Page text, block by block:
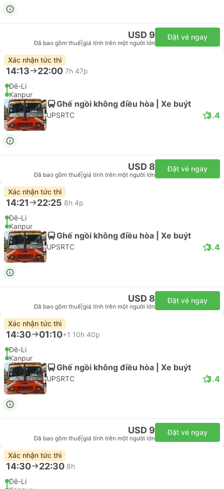
USD 9
Đã bao gồm thuế giá tính trên một người lớn
Đặt vé ngay
Xác nhận tức thì
14:13 22:00 7h 47p
Đê-Li
Kanpur
Ghế ngồi không điều hòa | Xe buýt
UPSRTC 3.4
USD 8
Đã bao gồm thuế giá tính trên một người lớn
Đặt vé ngay
Xác nhận tức thì
14:21 22:25 8h 4p
Đê-Li
Kanpur
Ghế ngồi không điều hòa | Xe buýt
UPSRTC 3.4
USD 8
Đã bao gồm thuế giá tính trên một người lớn
Đặt vé ngay
Xác nhận tức thì
14:30 01:10+1 10h 40p
Đê-Li
Kanpur
Ghế ngồi không điều hòa | Xe buýt
UPSRTC 3.4
USD 9
Đã bao gồm thuế giá tính trên một người lớn
Đặt vé ngay
Xác nhận tức thì
14:30 22:30 8h
Đê-Li